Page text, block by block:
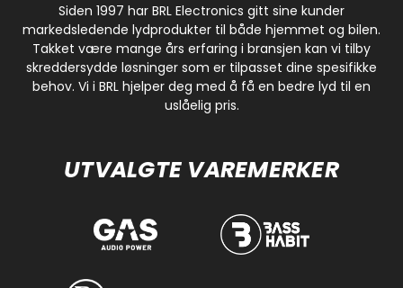
Siden 1997 har BRL Electronics gitt sine kunder
markedsledende lydprodukter til både hjemmet og bilen.
Takket være mange års erfaring i bransjen kan vi tilby
skreddersydde løsninger som er tilpasset dine spesifikke
behov. Vi i BRL hjelper deg med å få en bedre lyd til en
uslåelig pris.
UTVALGTE VAREMERKER